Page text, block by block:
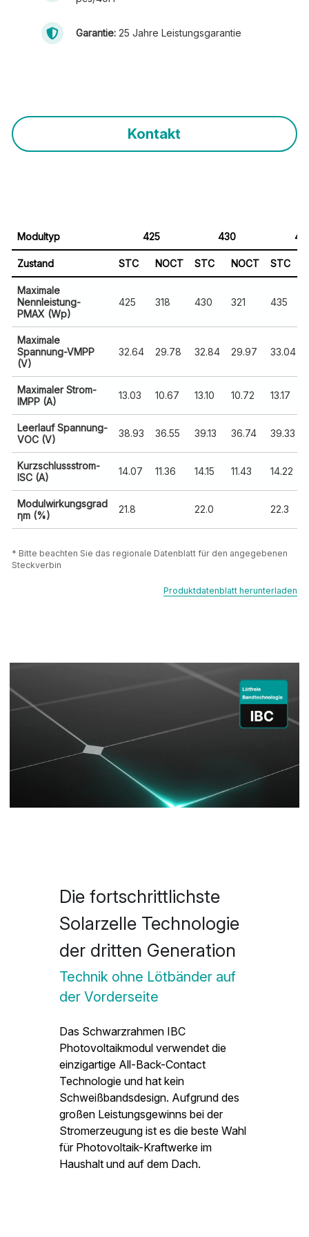
Kontakt
* Bitte beachten Sie das regionale Datenblatt für den angegebenen
Produktdatenblatt herunterladen
Die fortschrittlichste
Solarzelle Technologie
der dritten Generation
Technik ohne Lötbänder auf
der Vorderseite
Das Schwarzrahmen IBC
Photovoltaikmodul verwendet die
einzigartige All-Back-Contact
Technologie und hat kein
Schweißbandsdesign. Aufgrund des
großen Leistungsgewinns bei der
Stromerzeugung ist es die beste Wahl
für Photovoltaik-Kraftwerke im
Haushalt und auf dem Dach.